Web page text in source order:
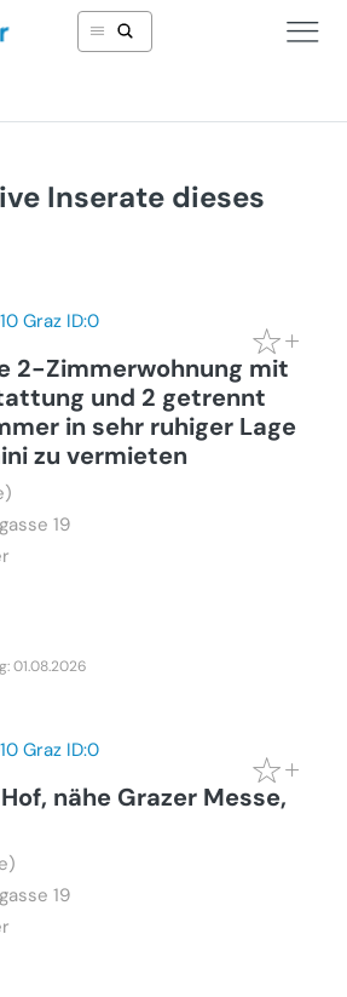
Inserate dieses
2-Zimmerwohnung mit
und 2 getrennt
in sehr ruhiger Lage
zu vermieten
19
01.08.2026
nähe Grazer Messe,
19